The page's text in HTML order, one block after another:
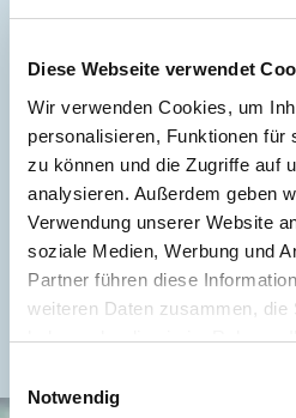
Diese Webseite verwendet
Wir verwenden Cookies, um
personalisieren, Funktionen für
zu können und die Zugriffe auf
analysieren. Außerdem geben
Verwendung unserer Website
soziale Medien, Werbung und
Partner führen diese
weiteren Daten zusammen, die
haben oder die sie im Rahmen
Notwendig
Energieausweis gültig bis
Energieausweis Jahrgang
Energieausweis Werteklasse
Energieausweis Baujahr
Energieausweis Gebäudeart
Heizung
Befeuerung